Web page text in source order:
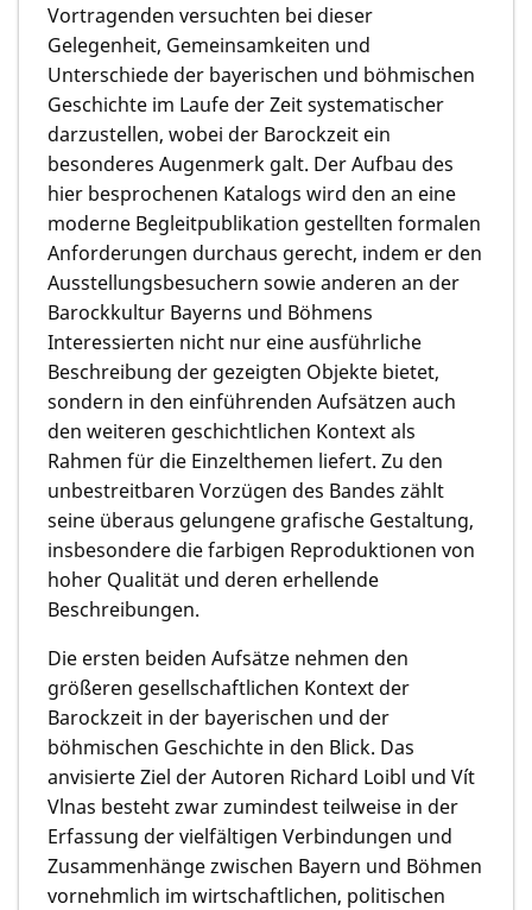
Vortragenden versuchten bei dieser
Gelegenheit, Gemeinsamkeiten und
Unterschiede der bayerischen und böhmischen
Geschichte im Laufe der Zeit systematischer
darzustellen, wobei der Barockzeit ein
besonderes Augenmerk galt. Der Aufbau des
hier besprochenen Katalogs wird den an eine
moderne Begleitpublikation gestellten formalen
Anforderungen durchaus gerecht, indem er den
Ausstellungsbesuchern sowie anderen an der
Barockkultur Bayerns und Böhmens
Interessierten nicht nur eine ausführliche
Beschreibung der gezeigten Objekte bietet,
sondern in den einführenden Aufsätzen auch
den weiteren geschichtlichen Kontext als
Rahmen für die Einzelthemen liefert. Zu den
unbestreitbaren Vorzügen des Bandes zählt
seine überaus gelungene grafische Gestaltung,
insbesondere die farbigen Reproduktionen von
hoher Qualität und deren erhellende
Beschreibungen.
Die ersten beiden Aufsätze nehmen den
größeren gesellschaftlichen Kontext der
Barockzeit in der bayerischen und der
böhmischen Geschichte in den Blick. Das
anvisierte Ziel der Autoren Richard Loibl und Vít
Vlnas besteht zwar zumindest teilweise in der
Erfassung der vielfältigen Verbindungen und
Zusammenhänge zwischen Bayern und Böhmen
vornehmlich im wirtschaftlichen, politischen